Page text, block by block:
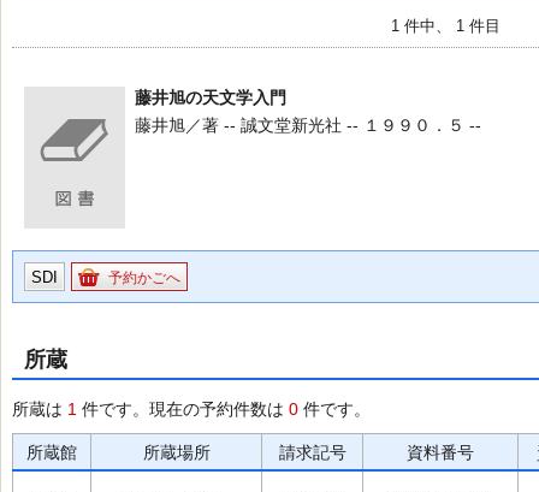
1 件中、 1 件目
藤井旭の天文学入門
藤井旭／著 -- 誠文堂新光社 -- １９９０．５ --
SDI 予約かごへ
所蔵
所蔵は 1 件です。現在の予約件数は 0 件です。
所蔵館 所蔵場所 請求記号 資料番号